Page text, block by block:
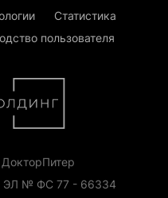
Статистика
пользователя
ЭЛ № ФС 77 - 66334